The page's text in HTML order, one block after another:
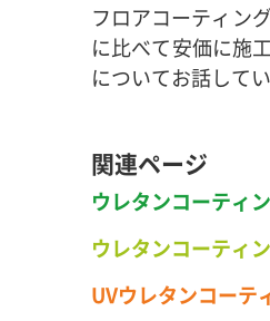
フロアコーティン
に比べて安価に施
についてお話して
関連ページ
ウレタンコーティ
ウレタンコーティ
UVウレタンコーテ